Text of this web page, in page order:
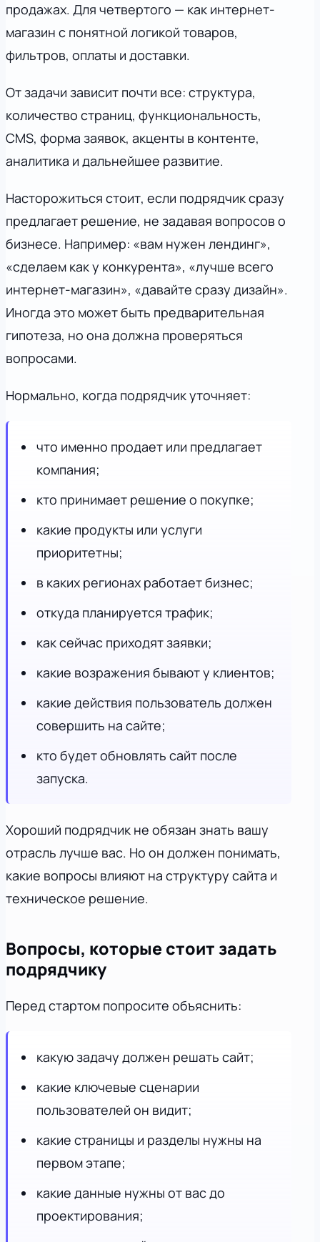
продажах. Для четвертого — как интернет-
магазин с понятной логикой товаров,
фильтров, оплаты и доставки.
От задачи зависит почти все: структура,
количество страниц, функциональность,
CMS, форма заявок, акценты в контенте,
аналитика и дальнейшее развитие.
Насторожиться стоит, если подрядчик сразу
предлагает решение, не задавая вопросов о
бизнесе. Например: «вам нужен лендинг»,
«сделаем как у конкурента», «лучше всего
интернет-магазин», «давайте сразу дизайн».
Иногда это может быть предварительная
гипотеза, но она должна проверяться
вопросами.
Нормально, когда подрядчик уточняет:
что именно продает или предлагает
компания;
кто принимает решение о покупке;
какие продукты или услуги
приоритетны;
в каких регионах работает бизнес;
откуда планируется трафик;
как сейчас приходят заявки;
какие возражения бывают у клиентов;
какие действия пользователь должен
совершить на сайте;
кто будет обновлять сайт после
запуска.
Хороший подрядчик не обязан знать вашу
отрасль лучше вас. Но он должен понимать,
какие вопросы влияют на структуру сайта и
техническое решение.
Вопросы, которые стоит задать
подрядчику
Перед стартом попросите объяснить:
какую задачу должен решать сайт;
какие ключевые сценарии
пользователей он видит;
какие страницы и разделы нужны на
первом этапе;
какие данные нужны от вас до
проектирования;